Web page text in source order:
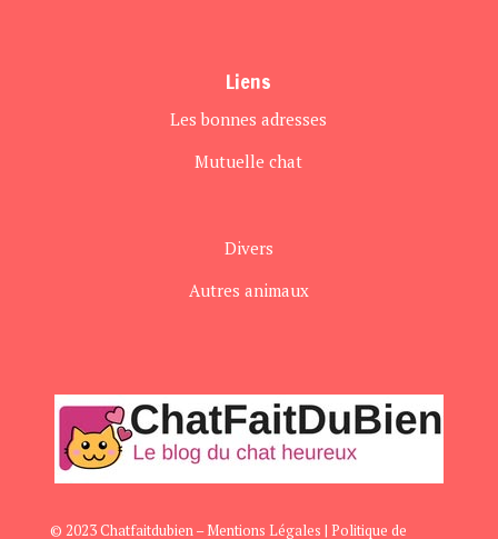
Liens
Les bonnes adresses
Mutuelle chat
Divers
Autres animaux
© 2023 Chatfaitdubien –Mentions Légales | Politique de